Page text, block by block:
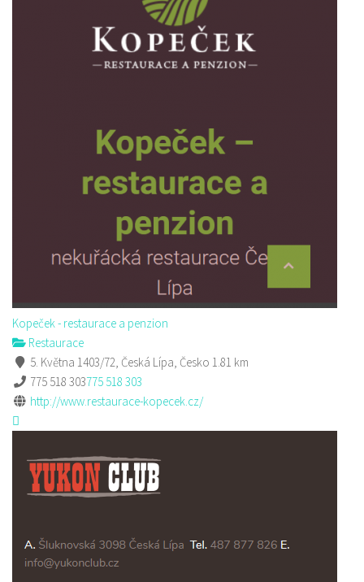
Kopeček - restaurace a penzion
Restaurace
5. Května 1403/72, Česká Lípa, Česko 1.81 km
775 518 303775 518 303
http://www.restaurace-kopecek.cz/